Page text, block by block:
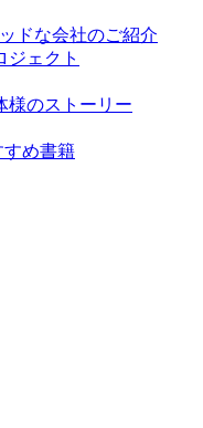
ドな会社のご紹介
ジェクト
様のストーリー
め書籍